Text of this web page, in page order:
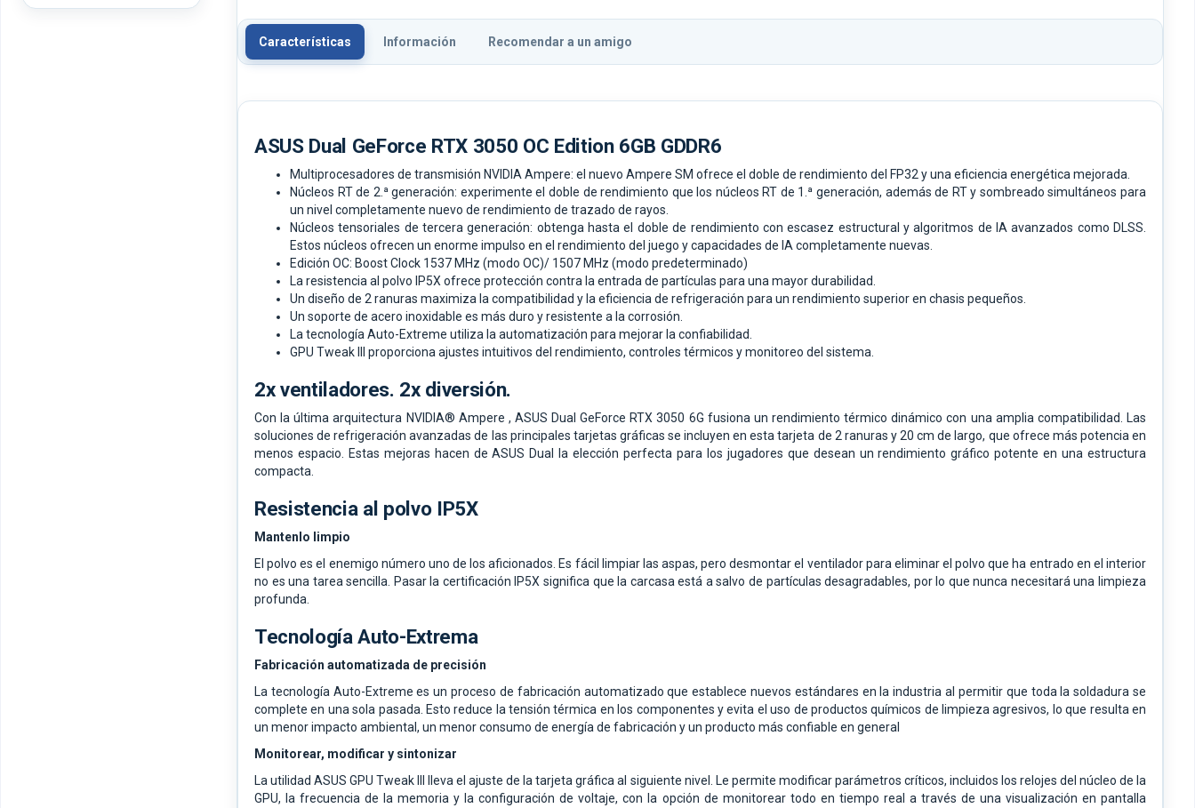
Características Información Recomendar a un amigo
ASUS Dual GeForce RTX 3050 OC Edition 6GB GDDR6
Multiprocesadores de transmisión NVIDIA Ampere: el nuevo Ampere SM ofrece el doble de rendimiento del FP32 y una eficiencia energética mejorada.
Núcleos RT de 2.ª generación: experimente el doble de rendimiento que los núcleos RT de 1.ª generación, además de RT y sombreado simultáneos para
un nivel completamente nuevo de rendimiento de trazado de rayos.
Núcleos tensoriales de tercera generación: obtenga hasta el doble de rendimiento con escasez estructural y algoritmos de IA avanzados como DLSS.
Estos núcleos ofrecen un enorme impulso en el rendimiento del juego y capacidades de IA completamente nuevas.
Edición OC: Boost Clock 1537 MHz (modo OC)/ 1507 MHz (modo predeterminado)
La resistencia al polvo IP5X ofrece protección contra la entrada de partículas para una mayor durabilidad.
Un diseño de 2 ranuras maximiza la compatibilidad y la eficiencia de refrigeración para un rendimiento superior en chasis pequeños.
Un soporte de acero inoxidable es más duro y resistente a la corrosión.
La tecnología Auto-Extreme utiliza la automatización para mejorar la confiabilidad.
GPU Tweak III proporciona ajustes intuitivos del rendimiento, controles térmicos y monitoreo del sistema.
2x ventiladores. 2x diversión.
Con la última arquitectura NVIDIA® Ampere , ASUS Dual GeForce RTX 3050 6G fusiona un rendimiento térmico dinámico con una amplia compatibilidad. Las
soluciones de refrigeración avanzadas de las principales tarjetas gráficas se incluyen en esta tarjeta de 2 ranuras y 20 cm de largo, que ofrece más potencia en
menos espacio. Estas mejoras hacen de ASUS Dual la elección perfecta para los jugadores que desean un rendimiento gráfico potente en una estructura
compacta.
Resistencia al polvo IP5X
Mantenlo limpio
El polvo es el enemigo número uno de los aficionados. Es fácil limpiar las aspas, pero desmontar el ventilador para eliminar el polvo que ha entrado en el interior
no es una tarea sencilla. Pasar la certificación IP5X significa que la carcasa está a salvo de partículas desagradables, por lo que nunca necesitará una limpieza
profunda.
Tecnología Auto-Extrema
Fabricación automatizada de precisión
La tecnología Auto-Extreme es un proceso de fabricación automatizado que establece nuevos estándares en la industria al permitir que toda la soldadura se
complete en una sola pasada. Esto reduce la tensión térmica en los componentes y evita el uso de productos químicos de limpieza agresivos, lo que resulta en
un menor impacto ambiental, un menor consumo de energía de fabricación y un producto más confiable en general
Monitorear, modificar y sintonizar
La utilidad ASUS GPU Tweak III lleva el ajuste de la tarjeta gráfica al siguiente nivel. Le permite modificar parámetros críticos, incluidos los relojes del núcleo de la
GPU, la frecuencia de la memoria y la configuración de voltaje, con la opción de monitorear todo en tiempo real a través de una visualización en pantalla